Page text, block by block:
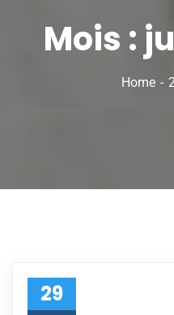
Mois :
Home
29